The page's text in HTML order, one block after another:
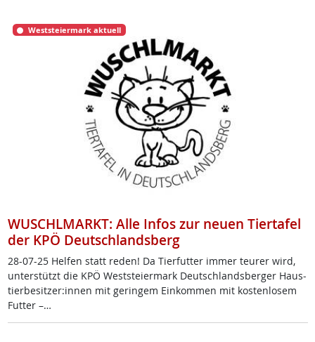
Weststeiermark aktuell
WUSCHLMARKT: Alle Infos zur neuen Tiertafel
der KPÖ Deutschlandsberg
28-07-25 Hel­fen statt re­den! Da Tier­fut­ter im­mer teu­rer wird,
un­ter­stützt die KPÖ West­s­tei­er­mark Deut­sch­lands­ber­ger Haus­
tier­be­sit­zer:in­nen mit ge­rin­gem Ein­kom­men mit kos­ten­lo­sem
Fut­ter –…